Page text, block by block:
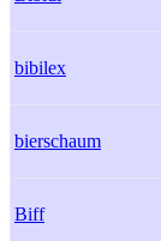
bibilex
bierschaum
Biff